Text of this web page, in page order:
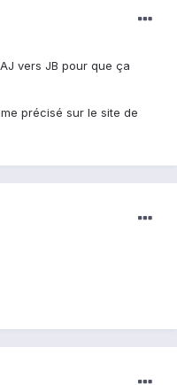
vers JB pour que ça
précisé sur le site de